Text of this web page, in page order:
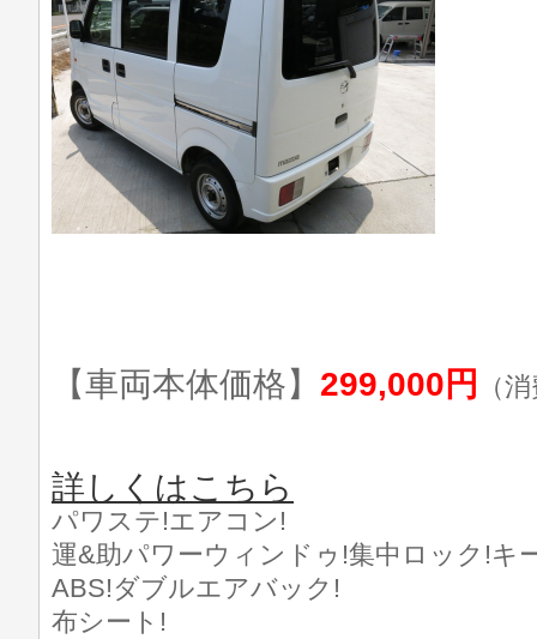
【車両本体価格】 299,000円 （
詳しくはこちら
パワステ!エアコン!
運&助パワーウィンドゥ!集中ロック!キ
ABS!ダブルエアバック!
布シート!